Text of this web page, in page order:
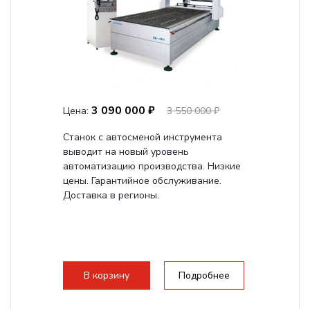
Цена: 3 090 000 ₽
3 550 000 ₽
Станок с автосменой инструмента
выводит на новый уровень
автоматизацию производства. Низкие
цены. Гарантийное обслуживание.
Доставка в регионы.
В корзину Подробнее